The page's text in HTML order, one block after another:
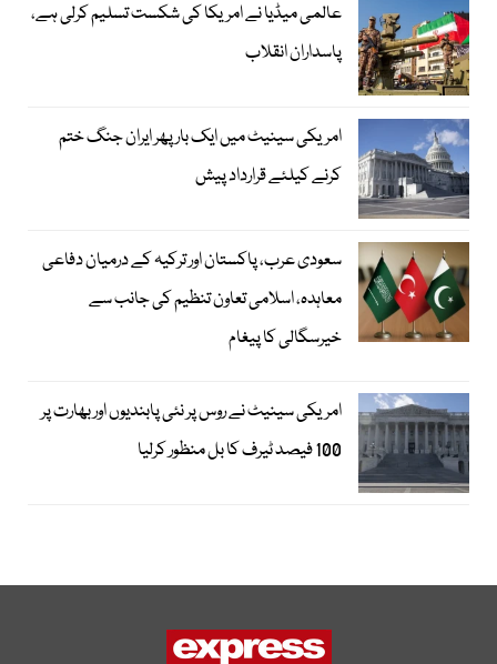
عالمی میڈیا نے امریکا کی شکست تسلیم کرلی ہے،
پاسداران انقلاب
امریکی سینیٹ میں ایک بار پھر ایران جنگ ختم
کرنے کیلئے قرارداد پیش
سعودی عرب، پاکستان اور ترکیہ کے درمیان دفاعی
معاہدہ، اسلامی تعاون تنظیم کی جانب سے
خیرسگالی کا پیغام
امریکی سینیٹ نے روس پر نئی پابندیوں اور بھارت پر
100 فیصد ٹیرف کا بل منظور کرلیا